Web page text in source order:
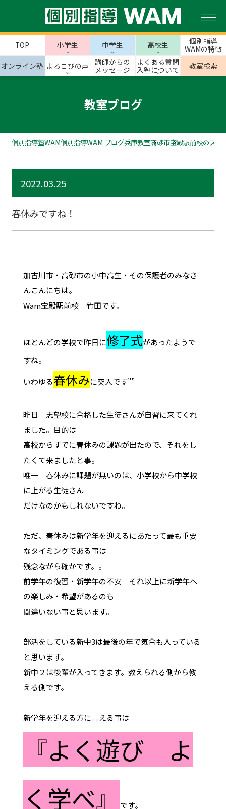
TOP 小学生 中学生 高校生
個別指導
WAMの特徴
オンライン塾 よろこびの声
講師からの
メッセージ
よくある質問
入塾について
教室検索
教室ブログ
個別指導塾WAM個別指導WAM ブログ兵庫教室高砂市宝殿駅前校のスタ
2022.03.25
春休みですね！
加古川市・高砂市の小中高生・その保護者のみなさ
んこんにちは。
Wam宝殿駅前校 竹田です。
ほとんどの学校で昨日に修了式があったようで
すね。
いわゆる春休みに突入です””
昨日 志望校に合格した生徒さんが自習に来てくれ
ました。目的は
高校からすでに春休みの課題が出たので、それをし
たくて来ましたと事。
唯一 春休みに課題が無いのは、小学校から中学校
に上がる生徒さん
だけなのかもしれないですね。
ただ、春休みは新学年を迎えるにあたって最も重要
なタイミングである事は
残念ながら確かです。。
前学年の復習・新学年の不安 それ以上に新学年へ
の楽しみ・希望があるのも
間違いない事と思います。
部活をしている新中3は最後の年で気合も入っている
と思います。
新中２は後輩が入ってきます。教えられる側から教
える側です。
新学年を迎える方に言える事は
『よく遊び よ
く学べ』
です。